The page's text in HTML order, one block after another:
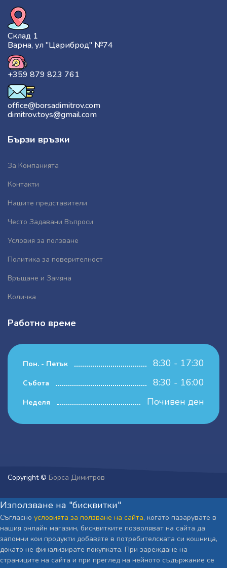
Склад 1
Варна, ул "Цариброд" №74
+359 879 823 761
office@borsadimitrov.com
dimitrov.toys@gmail.com
Бързи връзки
За Компанията
Контакти
Нашите представители
Често Задавани Въпроси
Условия за ползване
Политика за поверителност
Връщане и Замяна
Количка
Работно време
Пон. - Петък 8:30 - 17:30
Събота 8:30 - 16:00
Неделя Почивен ден
Copyright © Борса Димитров
Използване на "бисквитки"
Съгласно условията за ползване на сайта, когато пазарувате в
нашия онлайн магазин, бисквитките позволяват на сайта да
запомни кои продукти добавяте в потребителската си кошница,
докато не финализирате покупката. При зареждане на
страниците на сайта и при преглед на нейното съдържание се